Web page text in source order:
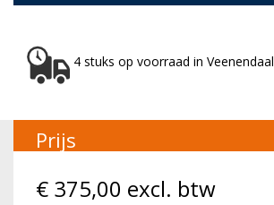
4 stuks op voorraad in Veenendaal
Prijs
€ 375,00 excl. btw